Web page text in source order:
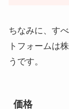
ちなみに、す
トフォームは
うです。
価格